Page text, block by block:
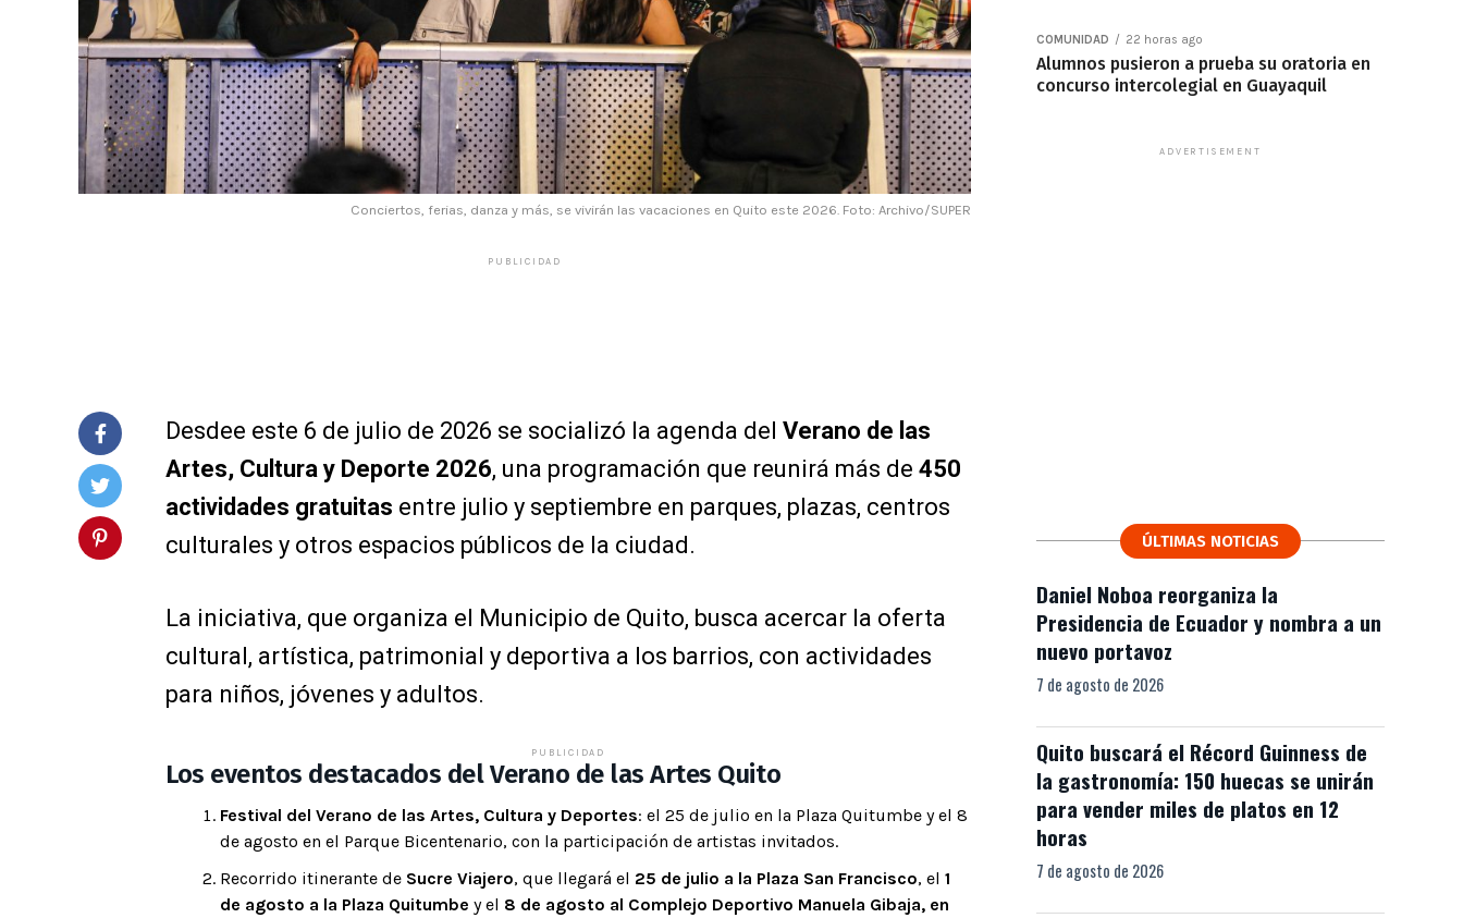
Conciertos, ferias, danza y más, se vivirán las vacaciones en Quito este 2026. Foto: Archivo/SUPER
PUBLICIDAD
Desdee este 6 de julio de 2026 se socializó la agenda del Verano de las
Artes, Cultura y Deporte 2026, una programación que reunirá más de 450
actividades gratuitas entre julio y septiembre en parques, plazas, centros
culturales y otros espacios públicos de la ciudad.
La iniciativa, que organiza el Municipio de Quito, busca acercar la oferta
cultural, artística, patrimonial y deportiva a los barrios, con actividades
para niños, jóvenes y adultos.
PUBLICIDAD
Los eventos destacados del Verano de las Artes Quito
Festival del Verano de las Artes, Cultura y Deportes: el 25 de julio en la Plaza Quitumbe y el 8
de agosto en el Parque Bicentenario, con la participación de artistas invitados.
Recorrido itinerante de Sucre Viajero, que llegará el 25 de julio a la Plaza San Francisco, el 1
de agosto a la Plaza Quitumbe y el 8 de agosto al Complejo Deportivo Manuela Gibaja, en
COMUNIDAD 22 horas ago
Alumnos pusieron a prueba su oratoria en
concurso intercolegial en Guayaquil
ADVERTISEMENT
ÚLTIMAS NOTICIAS
Daniel Noboa reorganiza la
Presidencia de Ecuador y nombra a un
nuevo portavoz
7 de agosto de 2026
Quito buscará el Récord Guinness de
la gastronomía: 150 huecas se unirán
para vender miles de platos en 12
horas
7 de agosto de 2026